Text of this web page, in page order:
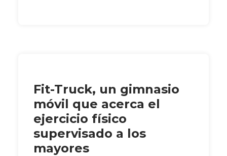
Fit-Truck, un gimnasio
móvil que acerca el
ejercicio físico
supervisado a los
mayores